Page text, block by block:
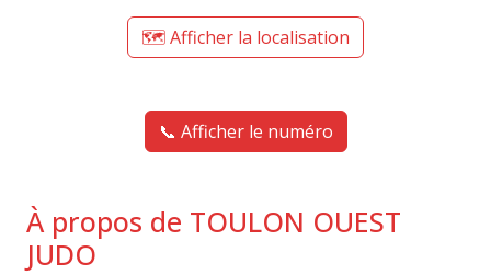
🗺️ Afficher la localisation
📞 Afficher le numéro
À propos de TOULON OUEST
JUDO